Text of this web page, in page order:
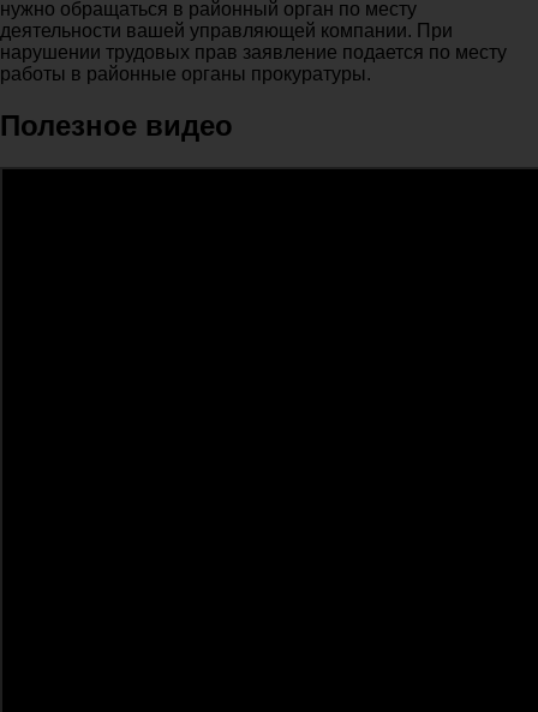
нужно обращаться в районный орган по месту
деятельности вашей управляющей компании. При
нарушении трудовых прав заявление подается по месту
работы в районные органы прокуратуры.
Полезное видео